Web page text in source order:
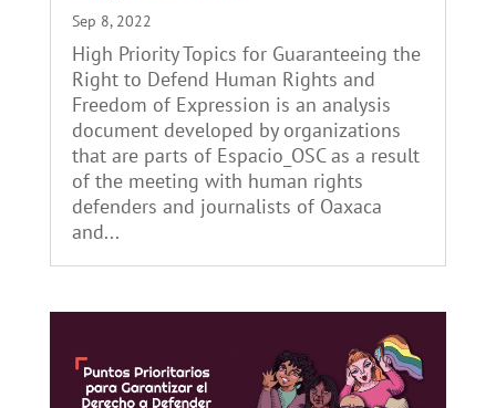
Sep 8, 2022
High Priority Topics for Guaranteeing the
Right to Defend Human Rights and
Freedom of Expression is an analysis
document developed by organizations
that are parts of Espacio_OSC as a result
of the meeting with human rights
defenders and journalists of Oaxaca
and...